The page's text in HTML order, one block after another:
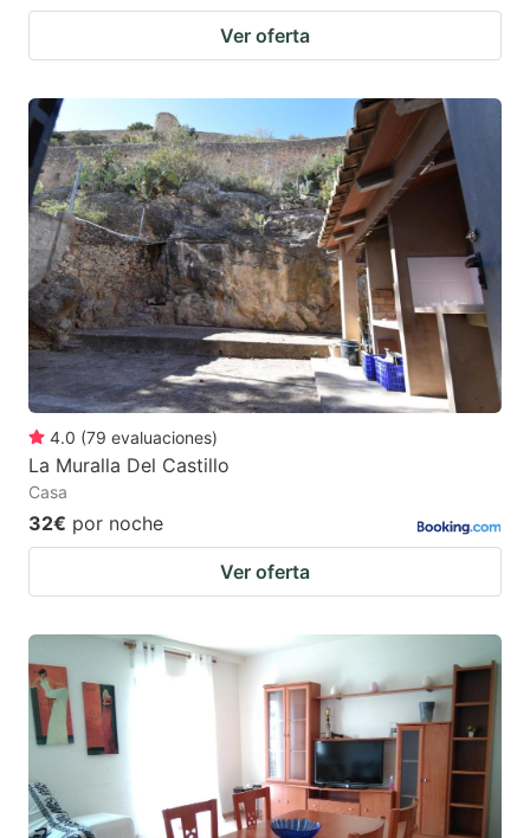
Ver oferta
4.0 (79 evaluaciones)
La Muralla Del Castillo
Casa
32€ por noche
Ver oferta